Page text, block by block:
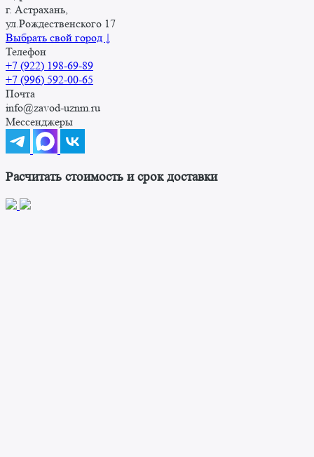
г. Астрахань,
ул.Рождественского 17
Выбрать свой город ↓
Телефон
+7 (922) 198-69-89
+7 (996) 592-00-65
Почта
info@zavod-uznm.ru
Мессенджеры
Расчитать стоимость и срок доставки